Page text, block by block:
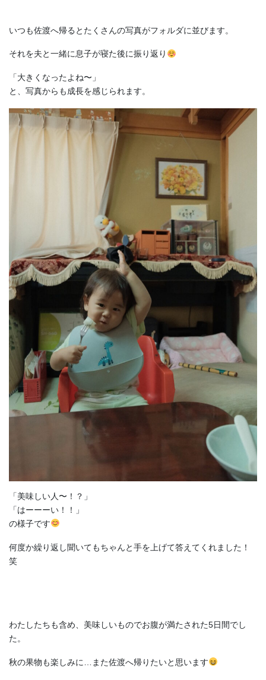
いつも佐渡へ帰るとたくさんの写真がフォルダに並びます。
それを夫と一緒に息子が寝た後に振り返り
「大きくなったよね〜」
と、写真からも成長を感じられます。
「美味しい人〜！？」
「はーーーい！！」
の様子です
何度か繰り返し聞いてもちゃんと手を上げて答えてくれました！
笑
わたしたちも含め、美味しいものでお腹が満たされた5日間でし
た。
秋の果物も楽しみに…また佐渡へ帰りたいと思います